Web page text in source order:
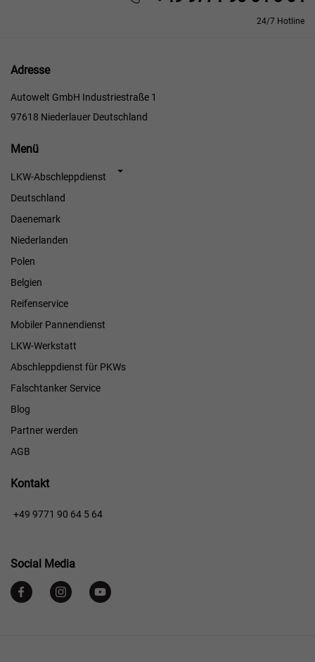
24/7 Hotline
Adresse
Autowelt GmbH Industriestraße 1
97618 Niederlauer Deutschland
Menü
Menü
LKW-Abschleppdienst
Deutschland
Daenemark
Niederlanden
Polen
Belgien
Reifenservice
Mobiler Pannendienst
LKW-Werkstatt
Abschleppdienst für PKWs
Falschtanker Service
Blog
Partner werden
AGB
Kontakt
+49 9771 90 64 5 64
Social Media